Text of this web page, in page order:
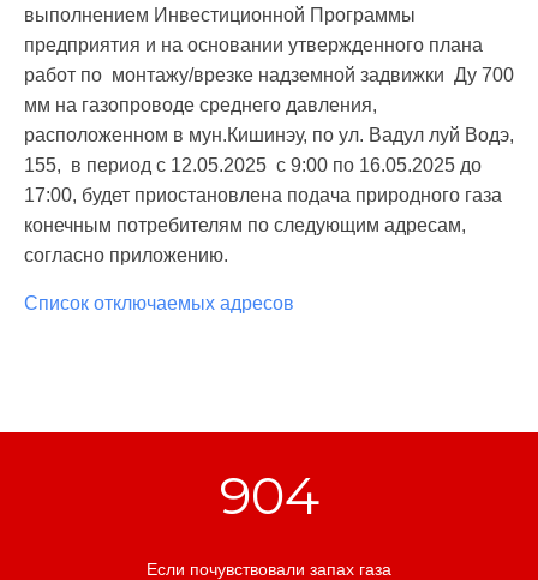
выполнением Инвестиционной Программы
предприятия и на основании утвержденного плана
работ по монтажу/врезке надземной задвижки Ду 700
мм на газопроводе среднего давления,
расположенном в мун.Кишинэу, по ул. Вадул луй Водэ,
155, в период с 12.05.2025 с 9:00 по 16.05.2025 до
17:00, будет приостановлена подача природного газа
конечным потребителям по следующим адресам,
согласно приложению.
Список отключаемых адресов
904
Если почувствовали запах газа